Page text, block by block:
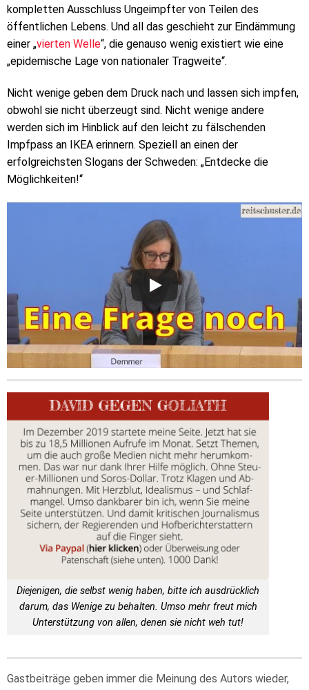
kompletten Ausschluss Ungeimpfter von Teilen des
öffentlichen Lebens. Und all das geschieht zur Eindämmung
einer „vierten Welle“, die genauso wenig existiert wie eine
„epidemische Lage von nationaler Tragweite“.
Nicht wenige geben dem Druck nach und lassen sich impfen,
obwohl sie nicht überzeugt sind. Nicht wenige andere
werden sich im Hinblick auf den leicht zu fälschenden
Impfpass an IKEA erinnern. Speziell an einen der
erfolgreichsten Slogans der Schweden: „Entdecke die
Möglichkeiten!“
Diejenigen, die selbst wenig haben, bitte ich ausdrücklich
darum, das Wenige zu behalten. Umso mehr freut mich
Unterstützung von allen, denen sie nicht weh tut!
Gastbeiträge geben immer die Meinung des Autors wieder,